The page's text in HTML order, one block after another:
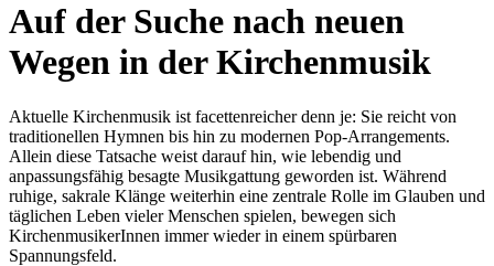
Auf der Suche nach neuen
Wegen in der Kirchenmusik
Aktuelle Kirchenmusik ist facettenreicher denn je: Sie reicht von
traditionellen Hymnen bis hin zu modernen Pop-Arrangements.
Allein diese Tatsache weist darauf hin, wie lebendig und
anpassungsfähig besagte Musikgattung geworden ist. Während
ruhige, sakrale Klänge weiterhin eine zentrale Rolle im Glauben und
täglichen Leben vieler Menschen spielen, bewegen sich
KirchenmusikerInnen immer wieder in einem spürbaren
Spannungsfeld.